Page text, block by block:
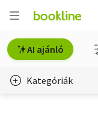
AI ajánló
Kategóriák